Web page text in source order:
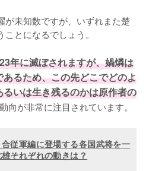
が未知数ですが、いずれまた楚
とになるでしょう。
年に滅ぼされますが、媧燐は
るため、この先どこでどのよ
いは生き残るのかは原作者の
向が非常に注目されています。
合従軍編に登場する各国武将を一
それぞれの動きは？